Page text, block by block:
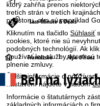
ktorý zahŕňa prenos
tretích strán v tretích
priestoru, ako sú napríklad
Kliknutím na tlačidloSúhlasiť
cookies, ktoré nie sú
podobných technológií. Ak
používať len služby, ktoré sú
plnenie zmluvy.
Ďalšie informácie o
nastavení nájdete v našom
Informácie o štatutárnych
Last-Minute & Deals
H
l
a
Francúzsko Alpe d'Huez
Beh na